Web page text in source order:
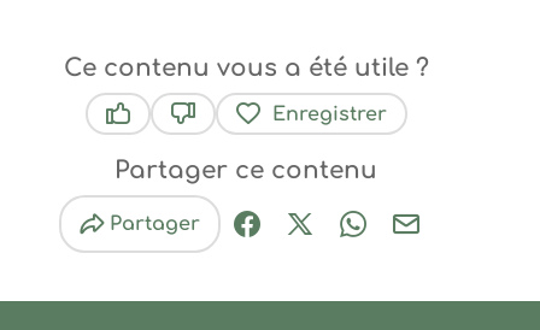
Ce contenu vous a été utile ?
Enregistrer
Partager ce contenu
Partager
Partager sur Facebook
Partager sur X / Twitter
Partager sur
Partager par